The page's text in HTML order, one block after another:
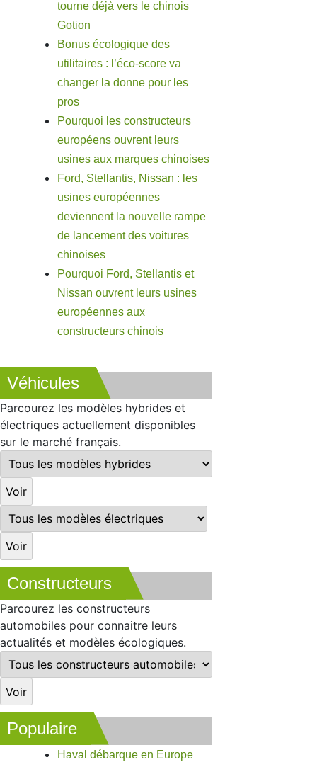
tourne déjà vers le chinois
Gotion
Bonus écologique des
utilitaires : l’éco-score va
changer la donne pour les
pros
Pourquoi les constructeurs
européens ouvrent leurs
usines aux marques chinoises
Ford, Stellantis, Nissan : les
usines européennes
deviennent la nouvelle rampe
de lancement des voitures
chinoises
Pourquoi Ford, Stellantis et
Nissan ouvrent leurs usines
européennes aux
constructeurs chinois
Véhicules
Parcourez les modèles hybrides et
électriques actuellement disponibles
sur le marché français.
Constructeurs
Parcourez les constructeurs
automobiles pour connaitre leurs
actualités et modèles écologiques.
Populaire
Haval débarque en Europe